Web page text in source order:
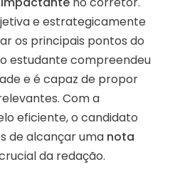
e estrategicamente
os principais pontos do
estudante compreendeu
e é capaz de propor
Com a
eficiente, o candidato
de alcançar uma nota
da redação.